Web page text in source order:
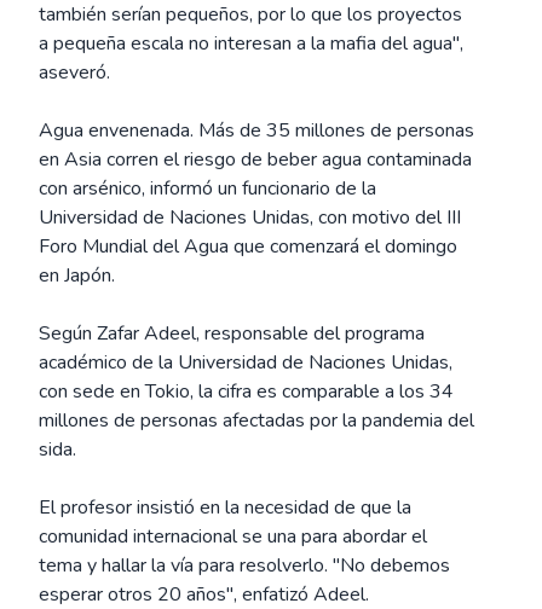
también serían pequeños, por lo que los proyectos
a pequeña escala no interesan a la mafia del agua",
aseveró.
Agua envenenada. Más de 35 millones de personas
en Asia corren el riesgo de beber agua contaminada
con arsénico, informó un funcionario de la
Universidad de Naciones Unidas, con motivo del III
Foro Mundial del Agua que comenzará el domingo
en Japón.
Según Zafar Adeel, responsable del programa
académico de la Universidad de Naciones Unidas,
con sede en Tokio, la cifra es comparable a los 34
millones de personas afectadas por la pandemia del
sida.
El profesor insistió en la necesidad de que la
comunidad internacional se una para abordar el
tema y hallar la vía para resolverlo. "No debemos
esperar otros 20 años", enfatizó Adeel.